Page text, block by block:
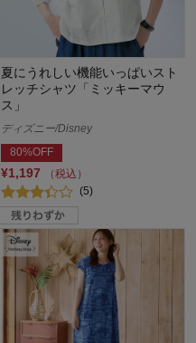
夏にうれしい機能いっぱいスト
レッチシャツ「ミッキーマウ
ス」
ディズニー/Disney
80%OFF
¥1,197
（税込）
(5)